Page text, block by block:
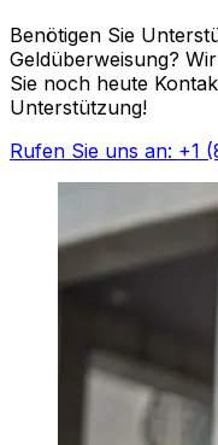
Benötigen Sie
Geldüberweisung?
Sie noch heute
Unterstützung!
Rufen Sie uns an: +1